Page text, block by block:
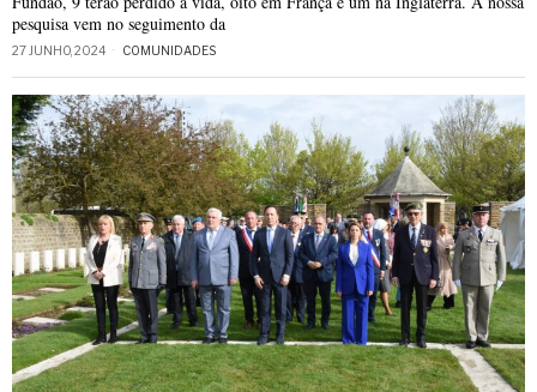
pesquisa vem no seguimento da
27 JUNHO, 2024 COMUNIDADES